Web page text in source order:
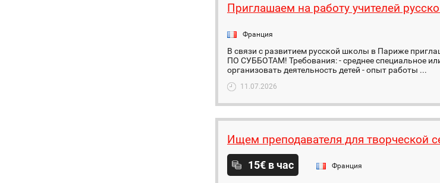
Приглашаем на работу учителей
Франция
В связи с развитием русской школы в Париже
ПО СУББОТАМ! Требования: - среднее специальное
организовать деятельность детей - опыт работы ...
11.07.2026
Ищем преподавателя для творческой
15€ в час Франция